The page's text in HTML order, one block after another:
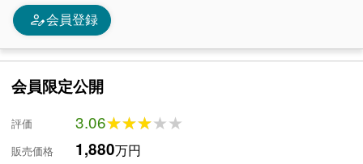
person_edit会員登録
会員限定公開
評価 3.06★★★★★
★★★★★
販売価格 1,880万円